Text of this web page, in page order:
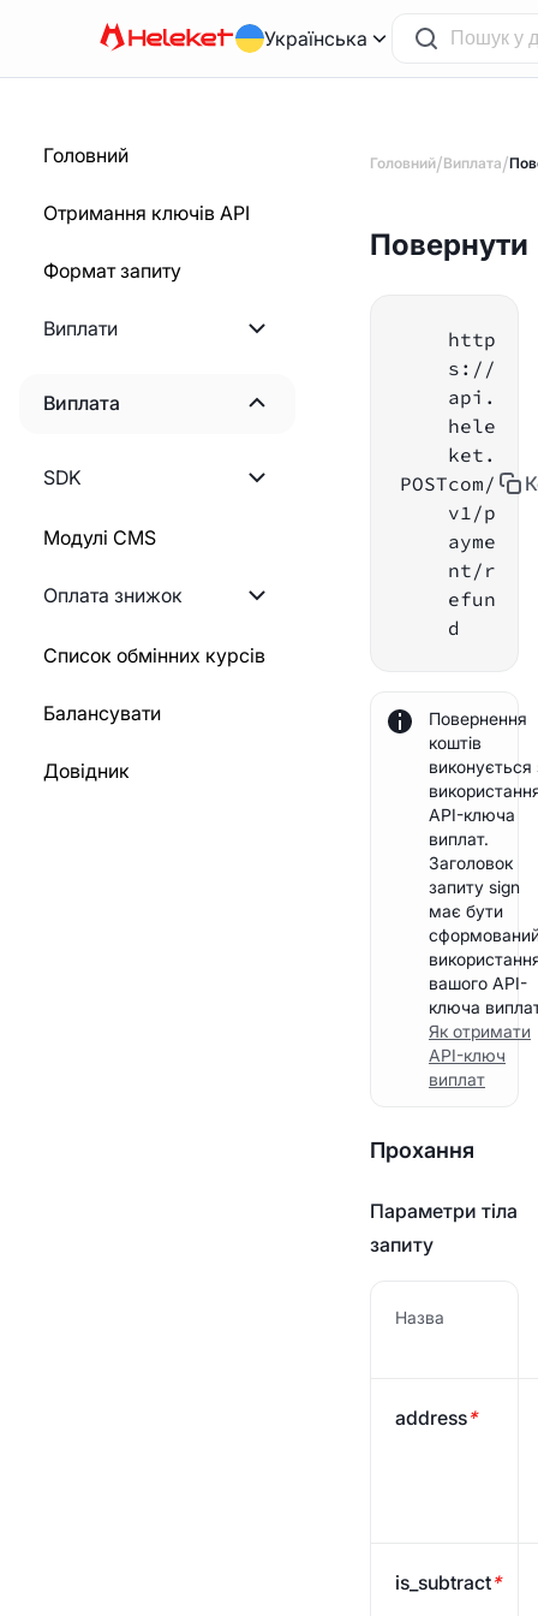
Українська
Головний
Отримання ключів API
Формат запиту
Виплати
-фактури
Створення статичного
Блокуйте статичний
гаманець
Повернення платежів за
Виплата
виведення
Створення виплат
Інформація про виплату
Повернути
Історія виплат
SDK
PHP
GO
PYTHON
NODEJS
Модулі CMS
Оплата знижок
Список знижок
Встановіть знижку на
Список обмінних курсів
Балансувати
Довідник
Головний/Виплата/
Повернути
POST
http
s://
api.
hele
ket.
com/
v1/p
ayme
nt/r
efun
d
Повернення
коштів
виконується
API-ключа
виплат.
Заголовок
запиту sign
має бути
вашого API-
ключа
Як отримати
API-ключ
виплат
Прохання
Параметри тіла
запиту
Назва
address*
is_subtract*